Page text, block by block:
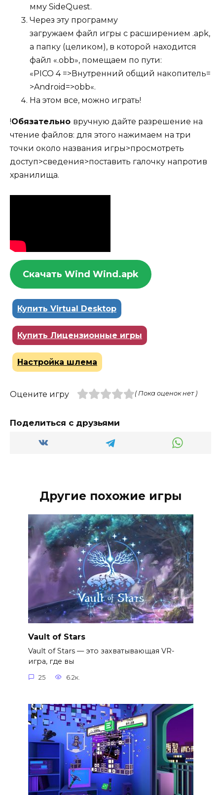
мму SideQuest.
Через эту программу
загружаем файл игры c расширением .apk,
а папку (целиком), в которой находится
файл «.obb», помещаем по пути:
«PICO 4 =>Внутренний общий накопитель=
>Android=>obb«.
На этом все, можно играть!
!Обязательно вручную дайте разрешение на
чтение файлов: для этого нажимаем на три
точки около названия игры>просмотреть
доступ>сведения>поставить галочку напротив
хранилища.
Скачать Wind Wind.apk
Купить Virtual Desktop
Купить Лицензионные игры
Настройка шлема
Оцените игру ( Пока оценок нет )
Поделиться с друзьями
Другие похожие игры
Vault of Stars
Vault of Stars — это захватывающая VR-
игра, где вы
25 6.2к.